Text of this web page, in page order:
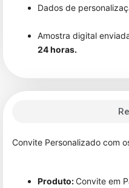
Dados de
Amostra digital
24 horas.
Convite Personalizado com
Produto:Convite em